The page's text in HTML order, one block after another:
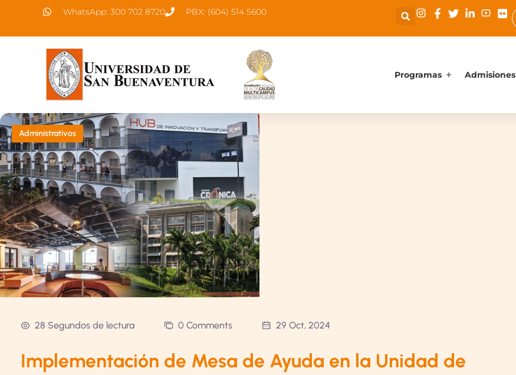
WhatsApp: 300 702 8720 PBX: (604) 514 5600
Programas Admisiones
Administrativos
28 Segundos de lectura 0 Comments 29 Oct, 2024
Implementación de Mesa de Ayuda en la Unidad de